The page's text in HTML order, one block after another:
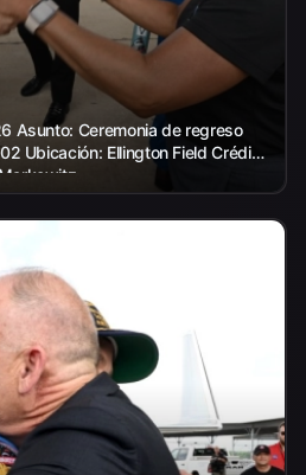
Asunto: Ceremonia de regreso
Ubicación: Ellington Field Crédito